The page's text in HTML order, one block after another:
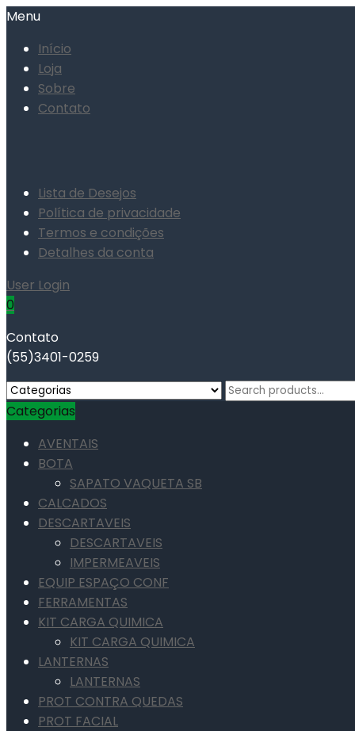
Menu
Início
Loja
Sobre
Contato
Lista de Desejos
Política de privacidade
Termos e condições
Detalhes da conta
User Login
0
Contato
(55)3401-0259
Search
Categorias
AVENTAIS
BOTA
SAPATO VAQUETA SB
CALCADOS
DESCARTAVEIS
DESCARTAVEIS
IMPERMEAVEIS
EQUIP ESPAÇO CONF
FERRAMENTAS
KIT CARGA QUIMICA
KIT CARGA QUIMICA
LANTERNAS
LANTERNAS
PROT CONTRA QUEDAS
PROT FACIAL